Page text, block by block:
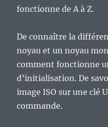
fonctionne de A à Z.
De connaître la
noyau et un noyau
comment fonctionne
d’initialisation. De
image ISO sur une clé
commande.